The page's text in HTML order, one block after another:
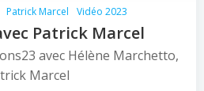
Patrick Marcel Vidéo 2023
Patrick Marcel
avec Hélène Marchetto,
Marcel